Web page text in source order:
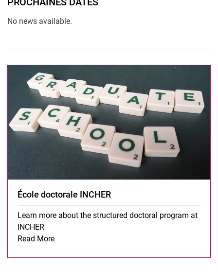
No news available.
École doctorale INCHER
Learn more about the structured doctoral program at
INCHER
École doctorale INCHER:
Read More